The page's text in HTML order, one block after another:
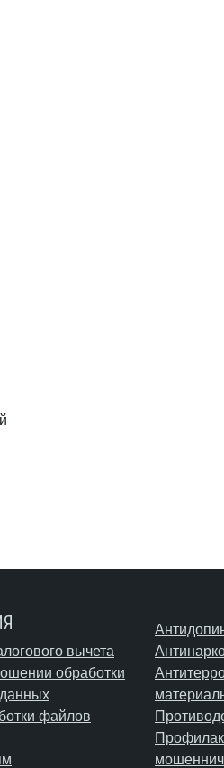
вычета
обработки
файлов